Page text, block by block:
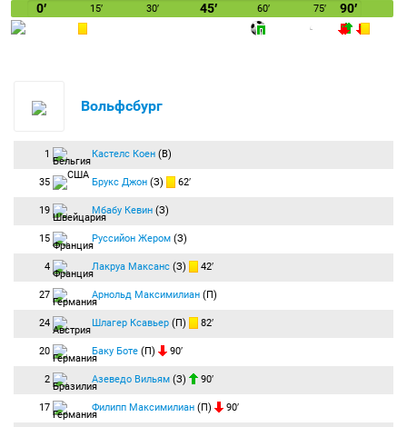
0′ 15′ 30′ 45′ 60′ 75′ 90′
Вольфсбург
1 Кастелс Коен (В)
35 Брукс Джон (З) 62′
19 Мбабу Кевин (З)
15 Руссийон Жером (З)
4 Лакруа Максанс (З) 42′
27 Арнольд Максимилиан (П)
24 Шлагер Ксавьер (П) 82′
20 Баку Боте (П) 90′
2 Азеведо Вильям (З) 90′
17 Филипп Максимилиан (П) 90′